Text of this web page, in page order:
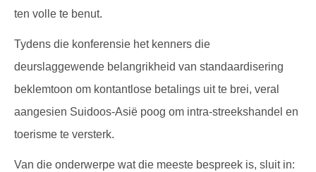
ten volle te benut.
Tydens die konferensie het kenners die
deurslaggewende belangrikheid van standaardisering
beklemtoon om kontantlose betalings uit te brei, veral
aangesien Suidoos-Asië poog om intra-streekshandel en
toerisme te versterk.
Van die onderwerpe wat die meeste bespreek is, sluit in: